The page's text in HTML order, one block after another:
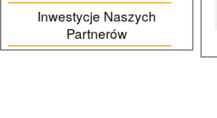
Inwestycje Naszych
Partnerów